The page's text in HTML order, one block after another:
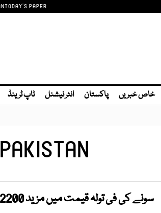
TODAY'S PAPER
خاص خبریں پاکستان انٹر نیشنل ٹاپ ٹرینڈ
سونے کی فی تولہ قیمت میں مزید 2200 روپے کا اضافہ